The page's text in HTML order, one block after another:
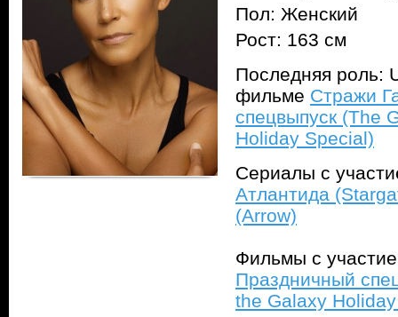
Пол: Женский
Рост: 163 см
Последняя роль:
фильме Стражи
спецвыпуск (The
Holiday Special)
Сериалы с
Атлантида
(Arrow)
Фильмы с
Праздничный
the Galaxy